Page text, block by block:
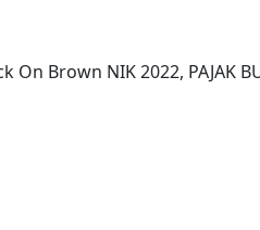
On Brown NIK 2022, PAJAK